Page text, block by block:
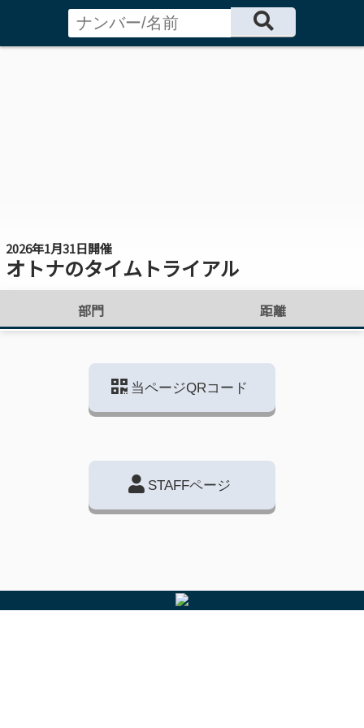
2026年1月31日開催
オトナのタイムトライアル
部門 距離
当ページQRコード
STAFFページ